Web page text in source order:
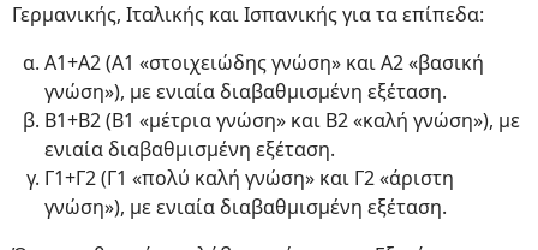
Γερμανικής, Ιταλικής και Ισπανικής για τα επίπεδα:
Α1+Α2 (Α1 «στοιχειώδης γνώση» και Α2 «βασική
γνώση»), με ενιαία διαβαθμισμένη εξέταση.
Β1+Β2 (Β1 «μέτρια γνώση» και Β2 «καλή γνώση»), με
ενιαία διαβαθμισμένη εξέταση.
Γ1+Γ2 (Γ1 «πολύ καλή γνώση» και Γ2 «άριστη
γνώση»), με ενιαία διαβαθμισμένη εξέταση.